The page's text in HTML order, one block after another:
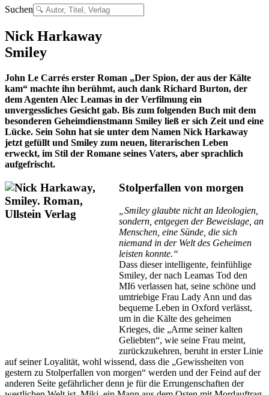
Suchen
Nick Harkaway
Smiley
John Le Carrés erster Roman „Der Spion, der aus der Kälte
kam“ machte ihn berühmt, auch dank Richard Burton, der
dem Agenten Alec Leamas in der Verfilmung ein
unvergessliches Gesicht gab. Bis zum folgenden Buch mit dem
besonderen Geheimdienstmann Smiley ließ er sich Zeit und eine
Lücke. Sein Sohn hat sie unter dem Namen Nick Harkaway
jetzt gefüllt und Smiley zum neuen, literarischen Leben
erweckt, im Stil der Romane seines Vaters, aber sprachlich
aufgefrischt.
Stolperfallen von morgen
„Smiley glaubte nicht an Ideologien,
sondern, entgegen der Beweislage, an
Menschen, eine Sünde, die sich
niemand in der Welt des Geheimen
leisten konnte.“
Dass dieser intelligente, feinfühlige
Smiley, der nach Leamas Tod den
MI6 verlassen hat, seine schöne und
umtriebige Frau Lady Ann und das
bequeme Leben in Oxford verlässt,
um in die Kälte des geheimen
Krieges, die „Arme seiner kalten
Geliebten“, wie seine Frau meint,
zurückzukehren, beruht in erster Linie
auf seiner Loyalität, wohl wissend, dass die „Gewissheiten von
gestern zu Stolperfallen von morgen“ werden und der Feind auf der
anderen Seite gefährlicher denn je für die Errungenschaften der